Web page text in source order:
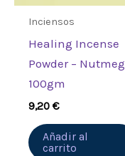
Inciensos
Healing Incense
Powder – Nutmeg
100gm
9,20€
Añadir al
carrito